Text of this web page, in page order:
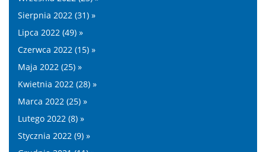
Sierpnia 2022 (31) »
Lipca 2022 (49) »
Czerwca 2022 (15) »
Maja 2022 (25) »
Kwietnia 2022 (28) »
Marca 2022 (25) »
Lutego 2022 (8) »
Stycznia 2022 (9) »